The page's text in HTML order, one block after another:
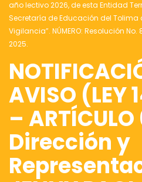
año lectivo 2026, de esta Entidad
Secretaría de Educación del Tolima
Vigilancia”. NÚMERO: Resolución
2025.
AVISO (LEY
–
Dirección y